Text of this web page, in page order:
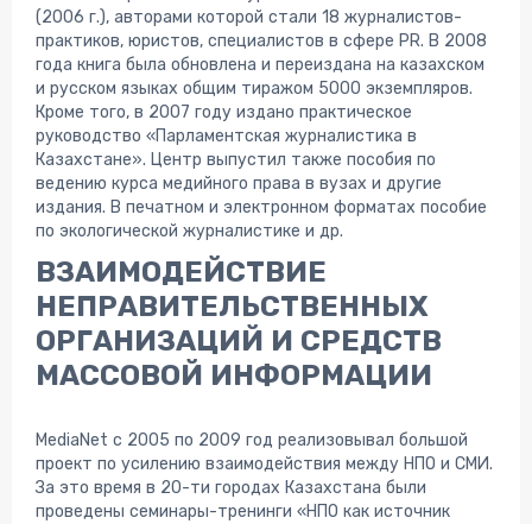
(2006 г.), авторами которой стали 18 журналистов-
практиков, юристов, специалистов в сфере PR. В 2008
года книга была обновлена и переиздана на казахском
и русском языках общим тиражом 5000 экземпляров.
Кроме того, в 2007 году издано практическое
руководство «Парламентская журналистика в
Казахстане». Центр выпустил также пособия по
ведению курса медийного права в вузах и другие
издания. В печатном и электронном форматах пособие
по экологической журналистике и др.
ВЗАИМОДЕЙСТВИЕ
НЕПРАВИТЕЛЬСТВЕННЫХ
ОРГАНИЗАЦИЙ И СРЕДСТВ
МАССОВОЙ ИНФОРМАЦИИ
MediaNet с 2005 по 2009 год реализовывал большой
проект по усилению взаимодействия между НПО и СМИ.
За это время в 20-ти городах Казахстана были
проведены семинары-тренинги «НПО как источник